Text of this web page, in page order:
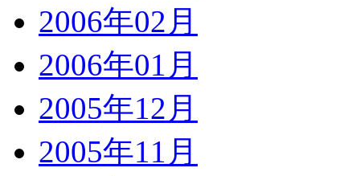
2006年02月
2006年01月
2005年12月
2005年11月